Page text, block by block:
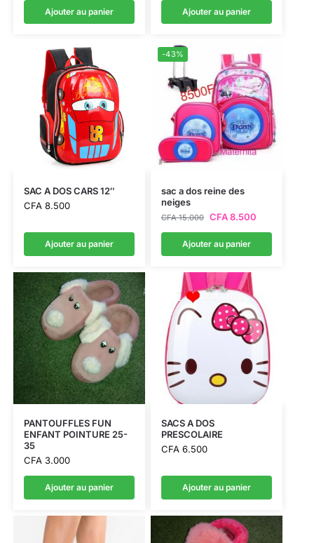
Ajouter au panier Ajouter au panier
SAC A DOS CARS 12″
CFA8.500
Ajouter au panier
-43%
sac a dos reine des
neiges
CFA15.000 CFA8.500
Ajouter au panier
PANTOUFFLES FUN
ENFANT POINTURE 25-
35
CFA3.000
Ajouter au panier
SACS A DOS
PRESCOLAIRE
CFA6.500
Ajouter au panier